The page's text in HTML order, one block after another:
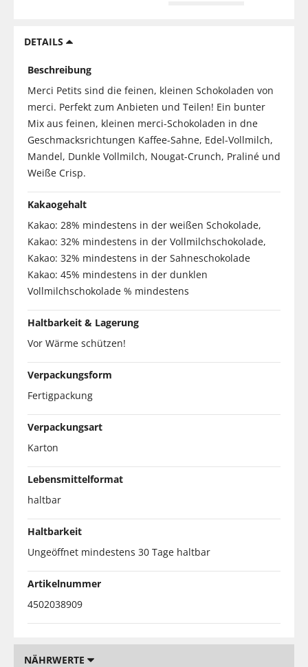
DETAILS
Beschreibung
Merci Petits sind die feinen, kleinen Schokoladen von
merci. Perfekt zum Anbieten und Teilen! Ein bunter
Mix aus feinen, kleinen merci-Schokoladen in dne
Geschmacksrichtungen Kaffee-Sahne, Edel-Vollmilch,
Mandel, Dunkle Vollmilch, Nougat-Crunch, Praliné und
Weiße Crisp.
Kakaogehalt
Kakao: 28% mindestens in der weißen Schokolade,
Kakao: 32% mindestens in der Vollmilchschokolade,
Kakao: 32% mindestens in der Sahneschokolade
Kakao: 45% mindestens in der dunklen
Vollmilchschokolade % mindestens
Haltbarkeit & Lagerung
Vor Wärme schützen!
Verpackungsform
Fertigpackung
Verpackungsart
Karton
Lebensmittelformat
haltbar
Haltbarkeit
Ungeöffnet mindestens 30 Tage haltbar
Artikelnummer
4502038909
NÄHRWERTE